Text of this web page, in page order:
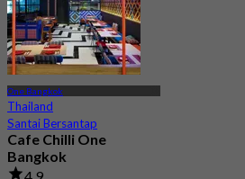
One Bangkok
Thailand
Santai Bersantap
Cafe Chilli One
Bangkok